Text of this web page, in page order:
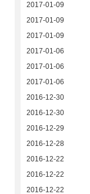
2017-01-09
2017-01-09
2017-01-09
2017-01-06
2017-01-06
2017-01-06
2016-12-30
2016-12-30
2016-12-29
2016-12-28
2016-12-22
2016-12-22
2016-12-22